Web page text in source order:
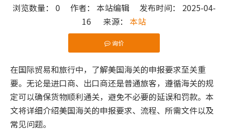
浏览数量： 0 作者： 本站编辑 发布时间： 2025-04-
16 来源： 本站
询价
["wechat"]
在国际贸易和旅行中，了解美国海关的申报要求至关重
要。无论是进口商、出口商还是普通旅客，遵循海关的规
定可以确保货物顺利通关，避免不必要的延误和罚款。本
文将详细介绍美国海关的申报要求、流程、所需文件以及
常见问题。